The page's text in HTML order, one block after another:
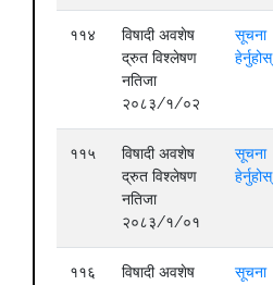
११४
विषादी अवशेष
द्रुत विश्लेषण
नतिजा
२०८३/१/०२
सूचना
हेर्नुहोस्
११५
विषादी अवशेष
द्रुत विश्लेषण
नतिजा
२०८३/१/०१
सूचना
हेर्नुहोस्
११६
विषादी अवशेष
सूचना